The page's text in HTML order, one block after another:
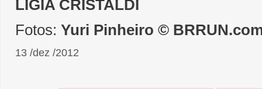
LIGIA CRISTALDI
Fotos: Yuri Pinheiro ©
13 /dez /2012